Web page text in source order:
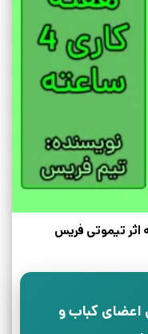
اعضای کباب و